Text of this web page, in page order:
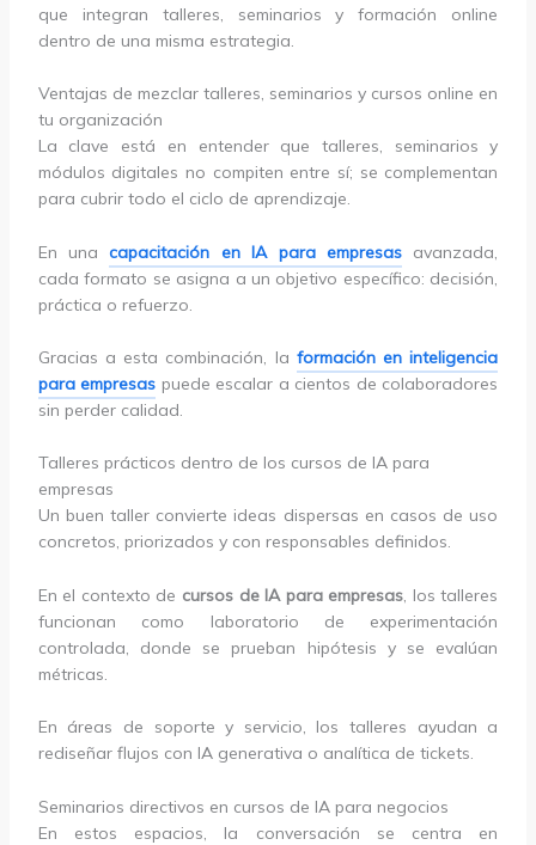
que integran talleres, seminarios y formación online
dentro de una misma estrategia.
Ventajas de mezclar talleres, seminarios y cursos online en
tu organización
La clave está en entender que talleres, seminarios y
módulos digitales no compiten entre sí; se complementan
para cubrir todo el ciclo de aprendizaje.
En unacapacitación en IA para empresas avanzada,
cada formato se asigna a un objetivo específico: decisión,
práctica o refuerzo.
Gracias a esta combinación, la formación en inteligencia
para empresas puede escalar a cientos de colaboradores
sin perder calidad.
Talleres prácticos dentro de los cursos de IA para
empresas
Un buen taller convierte ideas dispersas en casos de uso
concretos, priorizados y con responsables definidos.
En el contexto de cursos de IA para empresas, los talleres
funcionan como laboratorio de experimentación
controlada, donde se prueban hipótesis y se evalúan
métricas.
En áreas de soporte y servicio, los talleres ayudan a
rediseñar flujos con IA generativa o analítica de tickets.
Seminarios directivos en cursos de IA para negocios
En estos espacios, la conversación se centra en